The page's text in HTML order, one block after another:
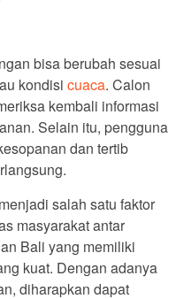
bisa berubah sesuai
kondisi cuaca. Calon
kembali informasi
Selain itu, pengguna
dan tertib
salah satu faktor
masyarakat antar
Bali yang memiliki
kuat. Dengan adanya
diharapkan dapat